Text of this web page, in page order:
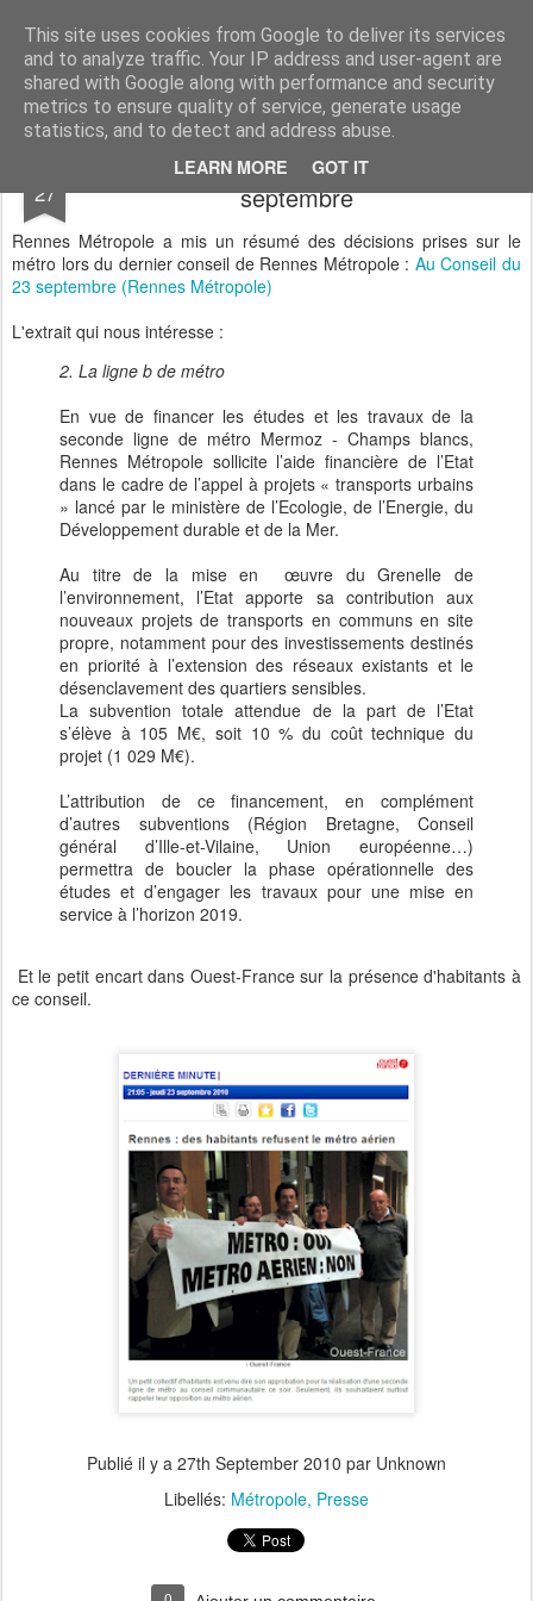
This site uses cookies from Google to deliver its services
and to analyze traffic. Your IP address and user-agent are
shared with Google along with performance and security
metrics to ensure quality of service, generate usage
statistics, and to detect and address abuse.
LEARN MORE GOT IT
Sauvons les Longs Champs ! Les habitants des Longs Champs sont pour le métro, mais veulent que celui-ci s'insère de manière respectueuse de leur environnement.
27
Conseil de Rennes Métropole du 23
septembre
Rennes Métropole a mis un résumé des décisions prises sur le
métro lors du dernier conseil de Rennes Métropole : Au Conseil du
23 septembre (Rennes Métropole)
L'extrait qui nous intéresse :
2. La ligne b de métro
En vue de financer les études et les travaux de la
seconde ligne de métro Mermoz - Champs blancs,
Rennes Métropole sollicite l’aide financière de l’Etat
dans le cadre de l’appel à projets « transports urbains
» lancé par le ministère de l’Ecologie, de l’Energie, du
Développement durable et de la Mer.
Au titre de la mise en œuvre du Grenelle de
l’environnement, l’Etat apporte sa contribution aux
nouveaux projets de transports en communs en site
propre, notamment pour des investissements destinés
en priorité à l’extension des réseaux existants et le
désenclavement des quartiers sensibles.
La subvention totale attendue de la part de l’Etat
s’élève à 105 M€, soit 10 % du coût technique du
projet (1 029 M€).
L’attribution de ce financement, en complément
d’autres subventions (Région Bretagne, Conseil
général d’Ille-et-Vilaine, Union européenne…)
permettra de boucler la phase opérationnelle des
études et d’engager les travaux pour une mise en
service à l’horizon 2019.
Et le petit encart dans Ouest-France sur la présence d'habitants à
ce conseil.
Publié il y a 27th September 2010 par Unknown
Libellés: Métropole Presse